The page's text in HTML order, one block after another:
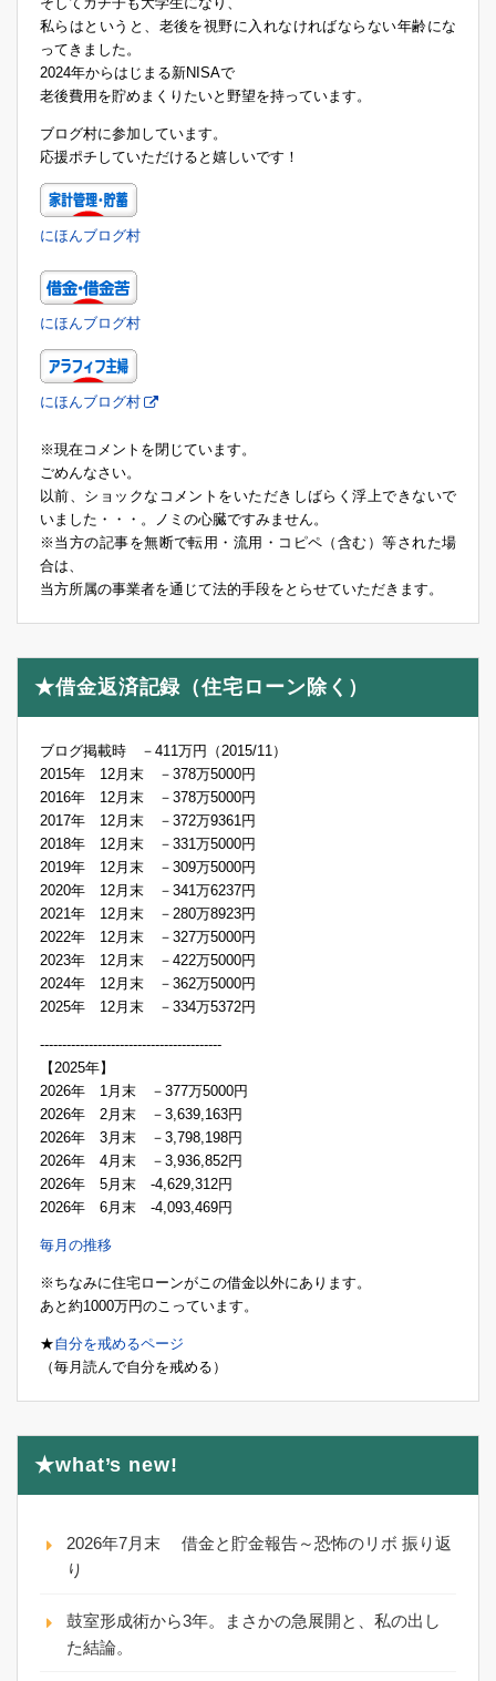
私らはというと、老後を視野に入れなければならない年齢にな
ってきました。
2024年からはじまる新NISAで
老後費用を貯めまくりたいと野望を持っています。
ブログ村に参加しています。
応援ポチしていただけると嬉しいです！
にほんブログ村
にほんブログ村
にほんブログ村
※現在コメントを閉じています。
ごめんなさい。
以前、ショックなコメントをいただきしばらく浮上できないで
いました・・・。ノミの心臓ですみません。
※当方の記事を無断で転用・流用・コピペ（含む）等された場
合は、
当方所属の事業者を通じて法的手段をとらせていただきます。
★借金返済記録（住宅ローン除く）
ブログ掲載時 －411万円（2015/11）
2015年 12月末 －378万5000円
2016年 12月末 －378万5000円
2017年 12月末 －372万9361円
2018年 12月末 －331万5000円
2019年 12月末 －309万5000円
2020年 12月末 －341万6237円
2021年 12月末 －280万8923円
2022年 12月末 －327万5000円
2023年 12月末 －422万5000円
2024年 12月末 －362万5000円
2025年 12月末 －334万5372円
-----------------------------------------
【2025年】
2026年 1月末 －377万5000円
2026年 2月末 －3,639,163円
2026年 3月末 －3,798,198円
2026年 4月末 －3,936,852円
2026年 5月末 -4,629,312円
2026年 6月末 -4,093,469円
毎月の推移
※ちなみに住宅ローンがこの借金以外にあります。
あと約1000万円のこっています。
★自分を戒めるページ
（毎月読んで自分を戒める）
★what’s new!
2026年7月末 借金と貯金報告～恐怖のリボ 振り返
り
鼓室形成術から3年。まさかの急展開と、私の出し
た結論。